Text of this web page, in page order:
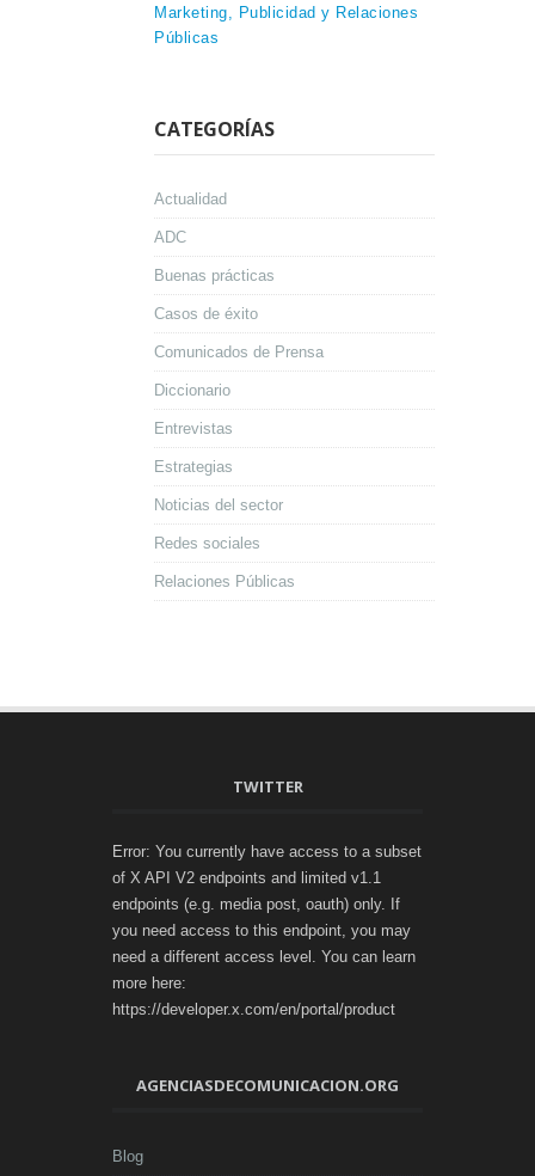
Marketing, Publicidad y Relaciones
Públicas
CATEGORÍAS
Actualidad
ADC
Buenas prácticas
Casos de éxito
Comunicados de Prensa
Diccionario
Entrevistas
Estrategias
Noticias del sector
Redes sociales
Relaciones Públicas
TWITTER
Error: You currently have access to a subset
of X API V2 endpoints and limited v1.1
endpoints (e.g. media post, oauth) only. If
you need access to this endpoint, you may
need a different access level. You can learn
more here:
https://developer.x.com/en/portal/product
AGENCIASDECOMUNICACION.ORG
Blog